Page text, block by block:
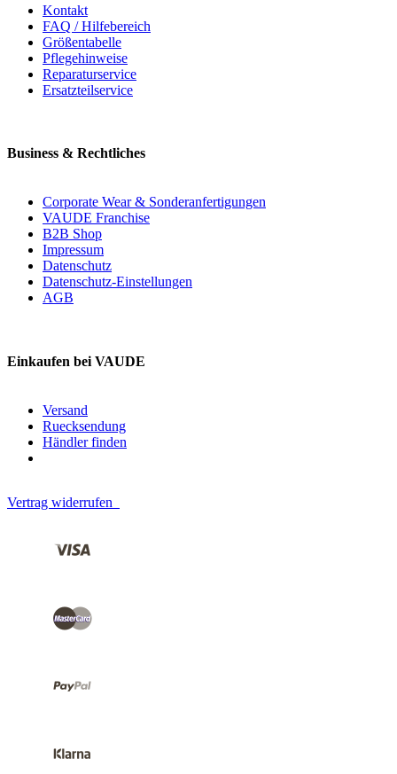
Kontakt
FAQ / Hilfebereich
Größentabelle
Pflegehinweise
Reparaturservice
Ersatzteilservice
Business & Rechtliches
Corporate Wear & Sonderanfertigungen
VAUDE Franchise
B2B Shop
Impressum
Datenschutz
Datenschutz-Einstellungen
AGB
Einkaufen bei VAUDE
Versand
Ruecksendung
Händler finden
Vertrag widerrufen